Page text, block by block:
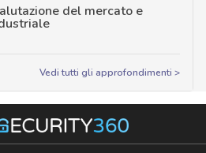
del mercato e
Vedi tutti gli approfondimenti >